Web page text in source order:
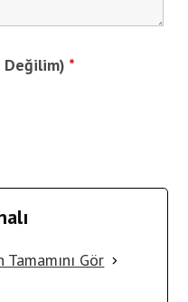
Değilim) *
Gör